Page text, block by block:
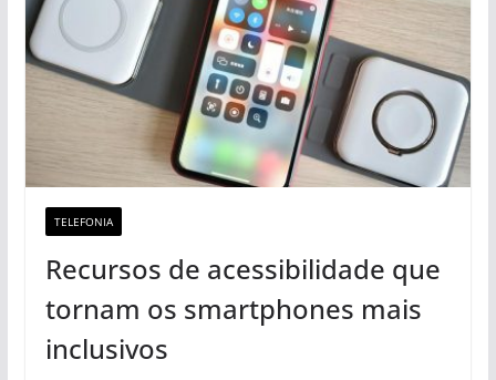
TELEFONIA
Recursos de acessibilidade que
tornam os smartphones mais
inclusivos